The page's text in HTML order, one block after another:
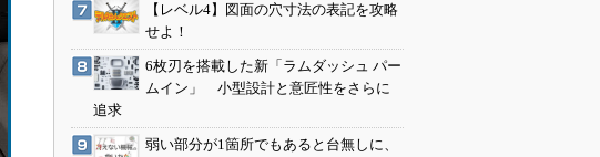
【レベル4】図面の穴寸法の表記を攻略
せよ！
6枚刃を搭載した新「ラムダッシュ パー
ムイン」 小型設計と意匠性をさらに
追求
弱い部分が1箇所でもあると台無しに、